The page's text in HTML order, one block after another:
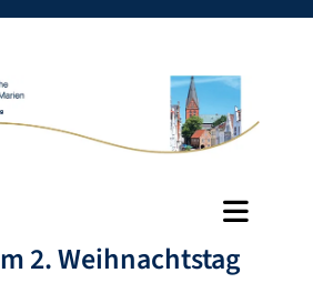
2. Weihnachtstag